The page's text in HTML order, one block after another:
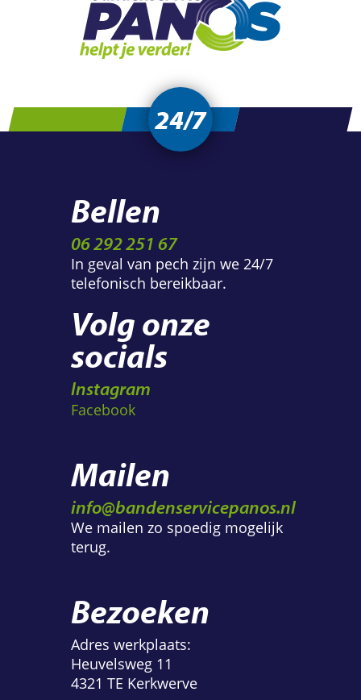
24/7
Bellen
06 292 251 67
In geval van pech zijn we 24/7
telefonisch bereikbaar.
Volg onze
socials
Instagram
Facebook
Mailen
info@bandenservicepanos.nl
We mailen zo spoedig mogelijk
terug.
Bezoeken
Adres werkplaats:
Heuvelsweg 11
4321 TE Kerkwerve